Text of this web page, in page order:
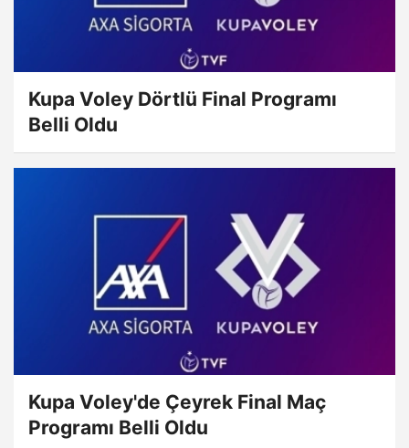
Kupa Voley Dörtlü Final Programı
Belli Oldu
Kupa Voley'de Çeyrek Final Maç
Programı Belli Oldu